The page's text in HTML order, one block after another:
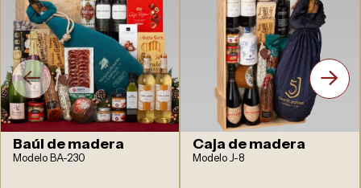
Baúl de madera
Modelo BA-230
Caja de madera
Modelo J-8